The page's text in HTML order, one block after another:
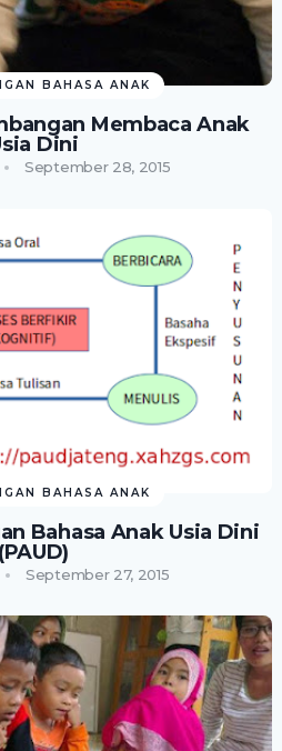
BAHASA ANAK
Membaca Anak
Dini
September 28, 2015
BAHASA ANAK
Bahasa Anak Usia Dini
September 27, 2015